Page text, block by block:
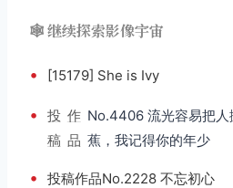
🕸️ 继续探索影像宇宙
• [15179] She is Ivy
•
投
稿
作
品
No.4406 流光容易把
蕉，我记得你的年少
• 投稿作品No.2228 不忘初心